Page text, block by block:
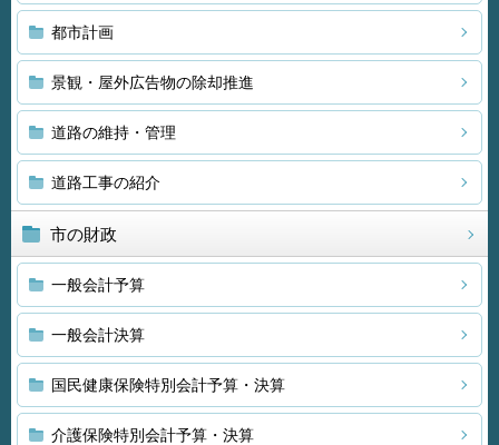
都市計画
景観・屋外広告物の除却推進
道路の維持・管理
道路工事の紹介
市の財政
一般会計予算
一般会計決算
国民健康保険特別会計予算・決算
介護保険特別会計予算・決算